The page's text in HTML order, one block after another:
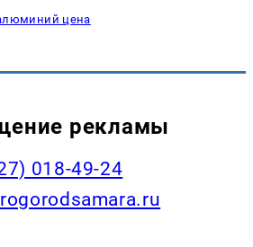
цена
рекламы
018-49-24